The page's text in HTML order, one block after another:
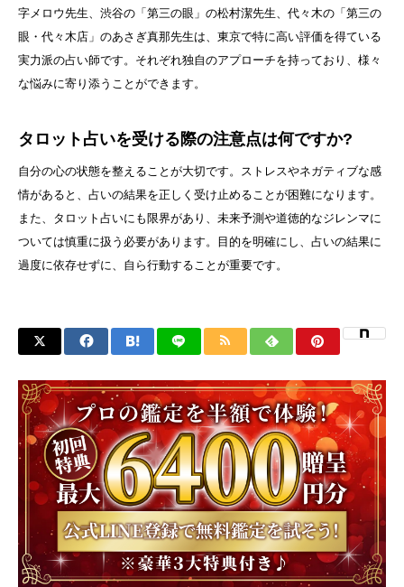
字メロウ先生、渋谷の「第三の眼」の松村潔先生、代々木の「第三の
眼・代々木店」のあさぎ真那先生は、東京で特に高い評価を得ている
実力派の占い師です。それぞれ独自のアプローチを持っており、様々
な悩みに寄り添うことができます。
タロット占いを受ける際の注意点は何ですか?
自分の心の状態を整えることが大切です。ストレスやネガティブな感
情があると、占いの結果を正しく受け止めることが困難になります。
また、タロット占いにも限界があり、未来予測や道徳的なジレンマに
ついては慎重に扱う必要があります。目的を明確にし、占いの結果に
過度に依存せずに、自ら行動することが重要です。